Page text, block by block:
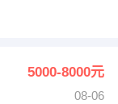
5000-8000元
08-06